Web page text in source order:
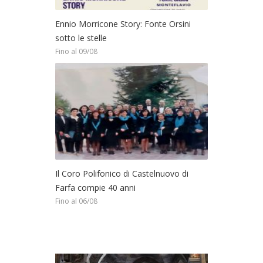
Ennio Morricone Story: Fonte Orsini
sotto le stelle
Fino al 09/08
Il Coro Polifonico di Castelnuovo di
Farfa compie 40 anni
Fino al 06/08